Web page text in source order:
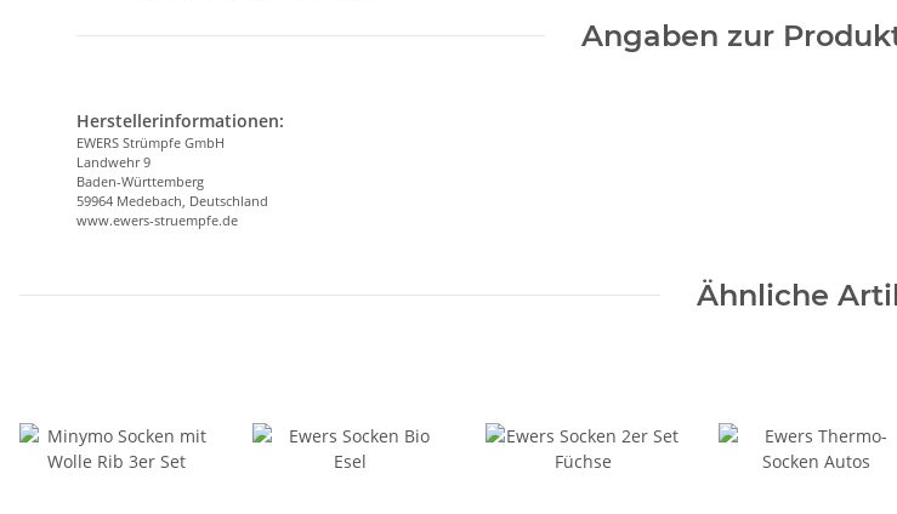
Angaben zur
Herstellerinformationen:
EWERS Strümpfe GmbH
Landwehr 9
Baden-Württemberg
59964 Medebach, Deutschland
www.ewers-struempfe.de
Ähnliche